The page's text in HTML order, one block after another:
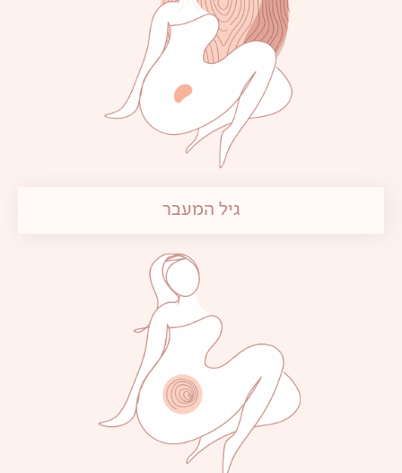
גיל המעבר